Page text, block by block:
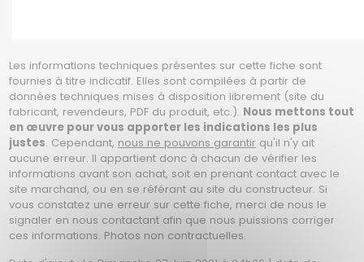
Les informations techniques présentes sur cette fiche sont
fournies à titre indicatif. Elles sont compilées à partir de
données techniques mises à disposition librement (site du
fabricant, revendeurs, PDF du produit, etc.). Nous mettons tout
en œuvre pour vous apporter les indications les plus
justes. Cependant, nous ne pouvons garantir qu'il n'y ait
aucune erreur. Il appartient donc à chacun de vérifier les
informations avant son achat, soit en prenant contact avec le
site marchand, ou en se référant au site du constructeur. Si
vous constatez une erreur sur cette fiche, merci de nous le
signaler en nous contactant afin que nous puissions corriger
ces informations. Photos non contractuelles.